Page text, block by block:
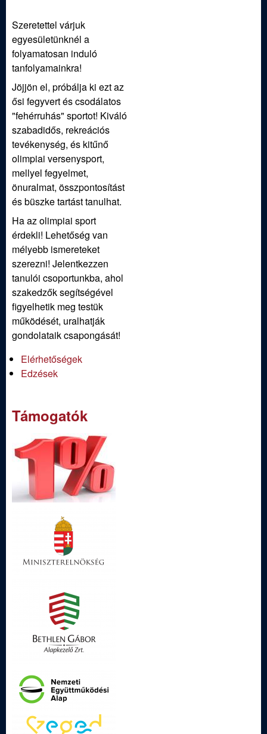
Szeretettel várjuk
egyesületünknél a
folyamatosan induló
tanfolyamainkra!
Jöjjön el, próbálja ki ezt az
ősi fegyvert és csodálatos
"fehérruhás" sportot! Kiváló
szabadidős, rekreációs
tevékenység, és kitűnő
olimpiai versenysport,
mellyel fegyelmet,
önuralmat, összpontosítást
és büszke tartást tanulhat.
Ha az olimpiai sport
érdekli! Lehetőség van
mélyebb ismereteket
szerezni! Jelentkezzen
tanulói csoportunkba, ahol
szakedzők segítségével
figyelhetik meg testük
működését, uralhatják
gondolataik csapongását!
Elérhetőségek
Edzések
Támogatók